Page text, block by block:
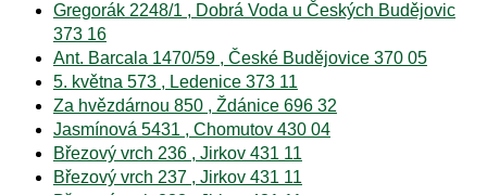
Gregorák 2248/1 , Dobrá Voda u Českých Budějovic
373 16
Ant. Barcala 1470/59 , České Budějovice 370 05
5. května 573 , Ledenice 373 11
Za hvězdárnou 850 , Ždánice 696 32
Jasmínová 5431 , Chomutov 430 04
Březový vrch 236 , Jirkov 431 11
Březový vrch 237 , Jirkov 431 11